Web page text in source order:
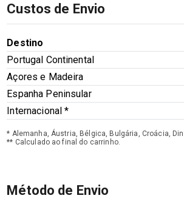
Custos de Envio
Destino
Portugal Continental
Açores e Madeira
Espanha Peninsular
Internacional *
* Alemanha, Áustria, Bélgica, Bulgária, Croácia,
** Calculado ao final do carrinho.
Método de Envio